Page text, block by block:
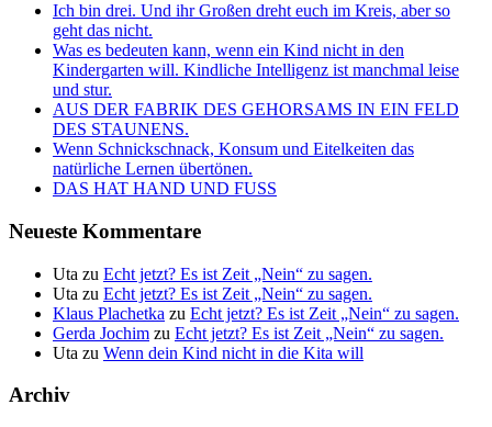
Ich bin drei. Und ihr Großen dreht euch im Kreis, aber so
geht das nicht.
Was es bedeuten kann, wenn ein Kind nicht in den
Kindergarten will. Kindliche Intelligenz ist manchmal leise
und stur.
AUS DER FABRIK DES GEHORSAMS IN EIN FELD
DES STAUNENS.
Wenn Schnickschnack, Konsum und Eitelkeiten das
natürliche Lernen übertönen.
DAS HAT HAND UND FUSS
Neueste Kommentare
Uta zu Echt jetzt? Es ist Zeit „Nein“ zu sagen.
Uta zu Echt jetzt? Es ist Zeit „Nein“ zu sagen.
Klaus Plachetka zu Echt jetzt? Es ist Zeit „Nein“ zu sagen.
Gerda Jochim zu Echt jetzt? Es ist Zeit „Nein“ zu sagen.
Uta zu Wenn dein Kind nicht in die Kita will
Archiv